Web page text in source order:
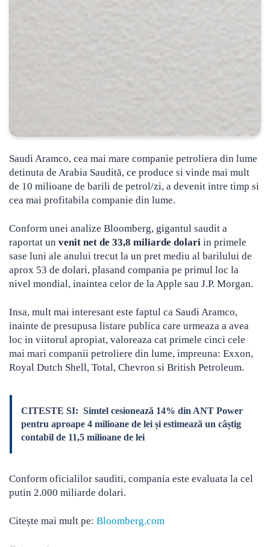
Saudi Aramco, cea mai mare companie petroliera din lume
detinuta de Arabia Saudită, ce produce si vinde mai mult
de 10 milioane de barili de petrol/zi, a devenit intre timp si
cea mai profitabila companie din lume.
Conform unei analize Bloomberg, gigantul saudit a
raportat un venit net de 33,8 miliarde dolari in primele
sase luni ale anului trecut la un pret mediu al barilului de
aprox 53 de dolari, plasand compania pe primul loc la
nivel mondial, inaintea celor de la Apple sau J.P. Morgan.
Insa, mult mai interesant este faptul ca Saudi Aramco,
inainte de presupusa listare publica care urmeaza a avea
loc in viitorul apropiat, valoreaza cat primele cinci cele
mai mari companii petroliere din lume, impreuna: Exxon,
Royal Dutch Shell, Total, Chevron si British Petroleum.
CITESTE SI: Simtel cesionează 14% din ANT Power
pentru aproape 4 milioane de lei și estimează un câștig
contabil de 11,5 milioane de lei
Conform oficialilor sauditi, compania este evaluata la cel
putin 2.000 miliarde dolari.
Citește mai mult pe: Bloomberg.com